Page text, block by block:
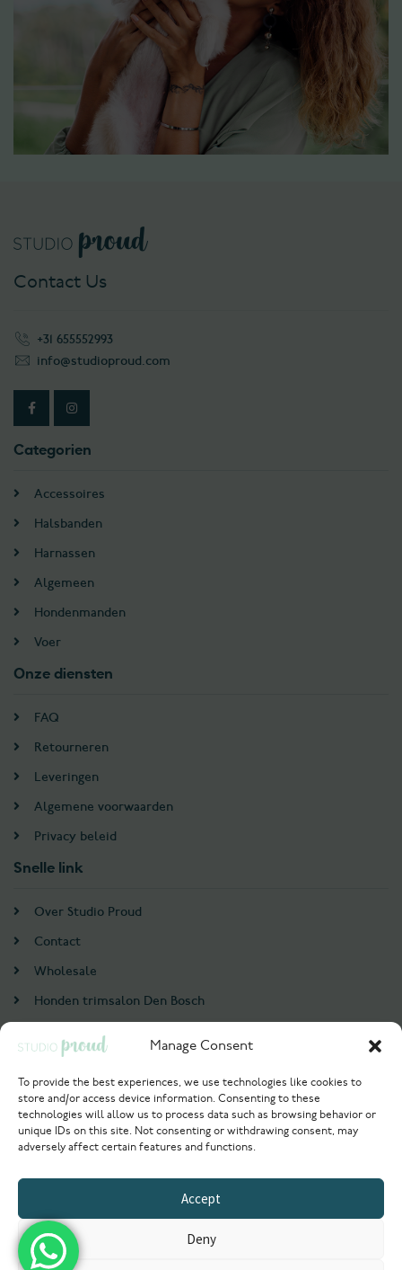
Manage Consent
To provide the best experiences, we use technologies like cookies to
store and/or access device information. Consenting to these
technologies will allow us to process data such as browsing behavior or
unique IDs on this site. Not consenting or withdrawing consent, may
adversely affect certain features and functions.
Accept
Deny
Contact Us
+31 655552993
info@studioproud.com
Categorien
Accessoires
Halsbanden
Harnassen
Algemeen
Hondenmanden
Voer
Onze diensten
FAQ
Retourneren
Leveringen
Algemene voorwaarden
Privacy beleid
Snelle link
Over Studio Proud
Contact
Wholesale
Honden trimsalon Den Bosch
Login / Register
Probeer nu
© 2021 Studioproud. All rights reserved.
Powered by